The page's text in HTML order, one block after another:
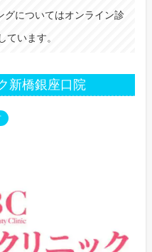
グについてはオンライン診
ています。
新橋銀座口院